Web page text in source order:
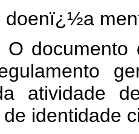
de
atividade
identidade